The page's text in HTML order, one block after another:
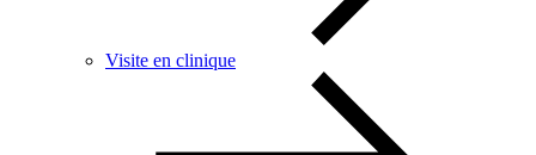
Visite en clinique